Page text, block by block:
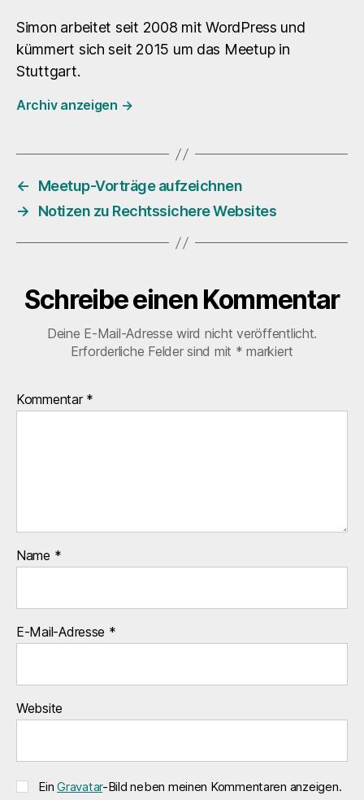
Simon arbeitet seit 2008 mit WordPress und
kümmert sich seit 2015 um das Meetup in
Stuttgart.
Archiv anzeigen →
←
Meetup-Vorträge aufzeichnen
→
Notizen zu Rechtssichere Websites
Schreibe einen Kommentar
Deine E-Mail-Adresse wird nicht veröffentlicht.
Erforderliche Felder sind mit * markiert
Kommentar *
Name *
E-Mail-Adresse *
Website
EinGravatar-Bild neben meinen Kommentaren anzeigen.